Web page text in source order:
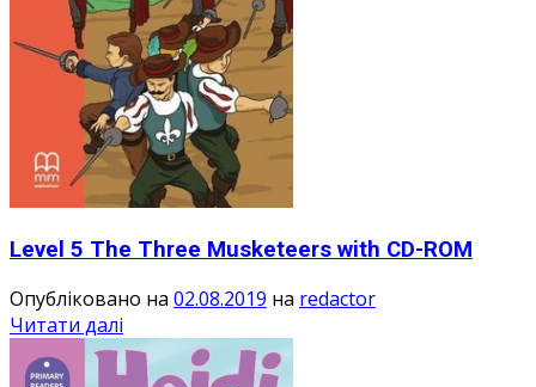
Level 5 The Three Musketeers with CD-ROM
Опубліковано на 02.08.2019 на redactor
Читати далі